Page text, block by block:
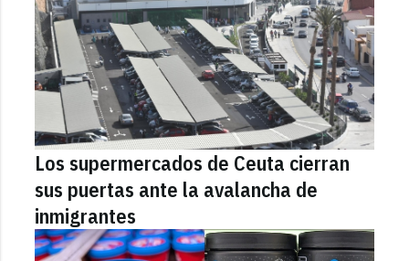
Los supermercados de Ceuta cierran
sus puertas ante la avalancha de
inmigrantes